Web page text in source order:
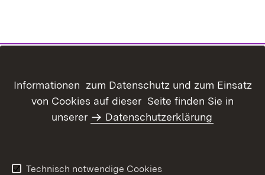
Informationen zum Datenschutz und zum Einsatz
von Cookies auf dieser Seite finden Sie in
unserer
Datenschutzerklärung
Technisch notwendige Cookies